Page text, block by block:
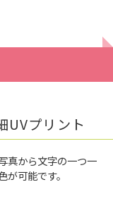
UVプリント
真から文字の一つ一
可能です。